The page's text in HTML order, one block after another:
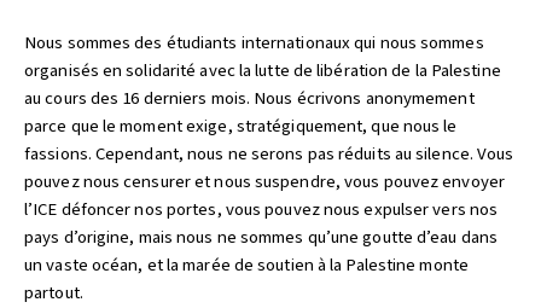
Nous sommes des étudiants internationaux qui nous sommes
organisés en solidarité avec la lutte de libération de la Palestine
au cours des 16 derniers mois. Nous écrivons anonymement
parce que le moment exige, stratégiquement, que nous le
fassions. Cependant, nous ne serons pas réduits au silence. Vous
pouvez nous censurer et nous suspendre, vous pouvez envoyer
l’ICE défoncer nos portes, vous pouvez nous expulser vers nos
pays d’origine, mais nous ne sommes qu’une goutte d’eau dans
un vaste océan, et la marée de soutien à la Palestine monte
partout.